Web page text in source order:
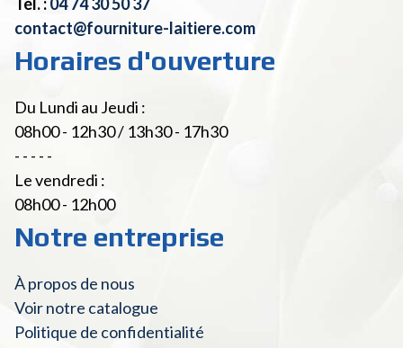
contact@fourniture-laitiere.com
Horaires d'ouverture
Du Lundi au Jeudi :
08h00 - 12h30 / 13h30 - 17h30
- - - - -
Le vendredi :
08h00 - 12h00
Notre entreprise
À propos de nous
Voir notre catalogue
Politique de confidentialité